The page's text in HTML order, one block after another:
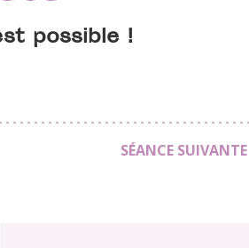
possible !
SÉANCE SUIVANTE